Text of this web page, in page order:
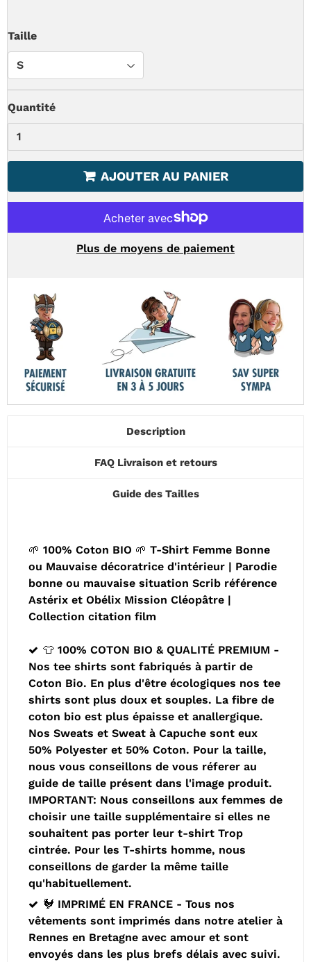
Taille
Quantité
AJOUTER AU PANIER
Plus de moyens de paiement
Description
FAQ Livraison et retours
Guide des Tailles
🌱 100% Coton BIO 🌱 T-Shirt Femme Bonne
ou Mauvaise décoratrice d'intérieur | Parodie
bonne ou mauvaise situation Scrib référence
Astérix et Obélix Mission Cléopâtre |
Collection citation film
👕 100% COTON BIO & QUALITÉ PREMIUM -
Nos tee shirts sont fabriqués à partir de
Coton Bio. En plus d'être écologiques nos tee
shirts sont plus doux et souples. La fibre de
coton bio est plus épaisse et anallergique.
Nos Sweats et Sweat à Capuche sont eux
50% Polyester et 50% Coton. Pour la taille,
nous vous conseillons de vous réferer au
guide de taille présent dans l'image produit.
IMPORTANT: Nous conseillons aux femmes de
choisir une taille supplémentaire si elles ne
souhaitent pas porter leur t-shirt Trop
cintrée. Pour les T-shirts homme, nous
conseillons de garder la même taille
qu'habituellement.
🐓 IMPRIMÉ EN FRANCE - Tous nos
vêtements sont imprimés dans notre atelier à
Rennes en Bretagne avec amour et sont
envoyés dans les plus brefs délais avec suivi.